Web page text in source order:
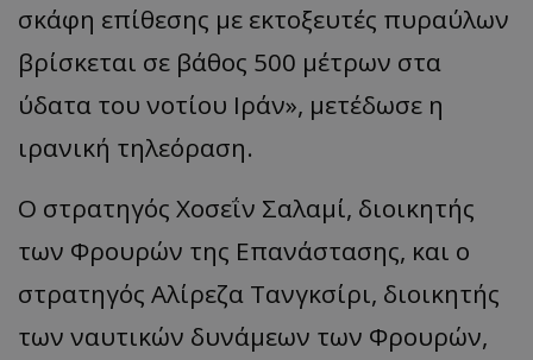
σκάφη επίθεσης με εκτοξευτές πυραύλων
βρίσκεται σε βάθος 500 μέτρων στα
ύδατα του νοτίου Ιράν», μετέδωσε η
ιρανική τηλεόραση.
Ο στρατηγός Χοσεΐν Σαλαμί, διοικητής
των Φρουρών της Επανάστασης, και ο
στρατηγός Αλίρεζα Τανγκσίρι, διοικητής
των ναυτικών δυνάμεων των Φρουρών,